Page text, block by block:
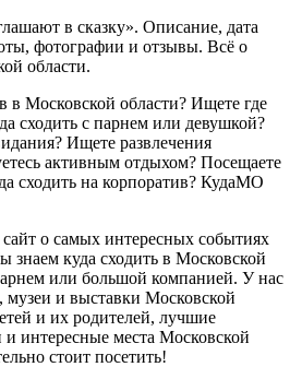
в сказку». Описание, дата
фотографии и отзывы. Всё о
области.
в Московской области? Ищете где
сходить с парнем или девушкой?
Ищете развлечения
активным отдыхом? Посещаете
сходить на корпоратив? КудаМО
о самых интересных событиях
знаем куда сходить в Московской
или большой компанией. У нас
музеи и выставки Московской
и их родителей, лучшие
и интересные места Московской
стоит посетить!